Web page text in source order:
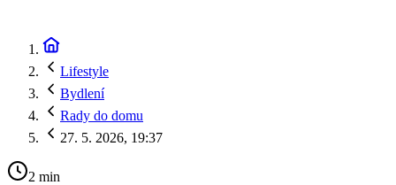
Lifestyle
Bydlení
Rady do domu
27. 5. 2026, 19:37
2 min